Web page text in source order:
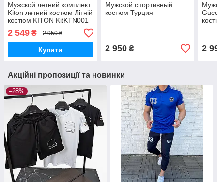
Мужской летний комплект
Kiton летний костюм Літній
костюм KITON KitKTN001
2 549 ₴ 2 950 ₴
Купити
Мужской спортивный
костюм Турция
2 950₴ 2
Акційні пропозиції та новинки
–28%